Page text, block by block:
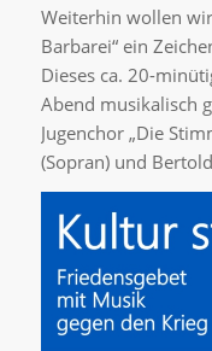
Weiterhin wollen
Barbarei“ ein
Dieses ca. 20-
Abend musikalisch
Jugenchor „Die
(Sopran) und